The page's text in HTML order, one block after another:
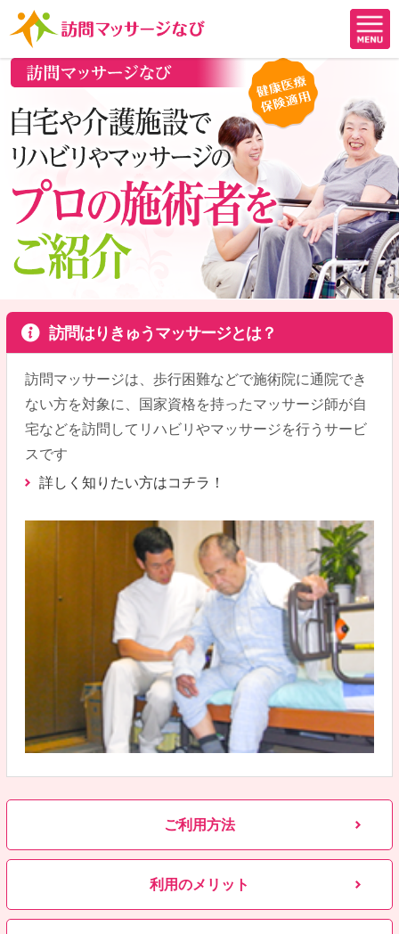
訪問はりきゅうマッサージとは？
訪問マッサージは、歩行困難などで施術院に通院でき
ない方を対象に、国家資格を持ったマッサージ師が自
宅などを訪問してリハビリやマッサージを行うサービ
スです
詳しく知りたい方はコチラ！
ご利用方法
利用のメリット